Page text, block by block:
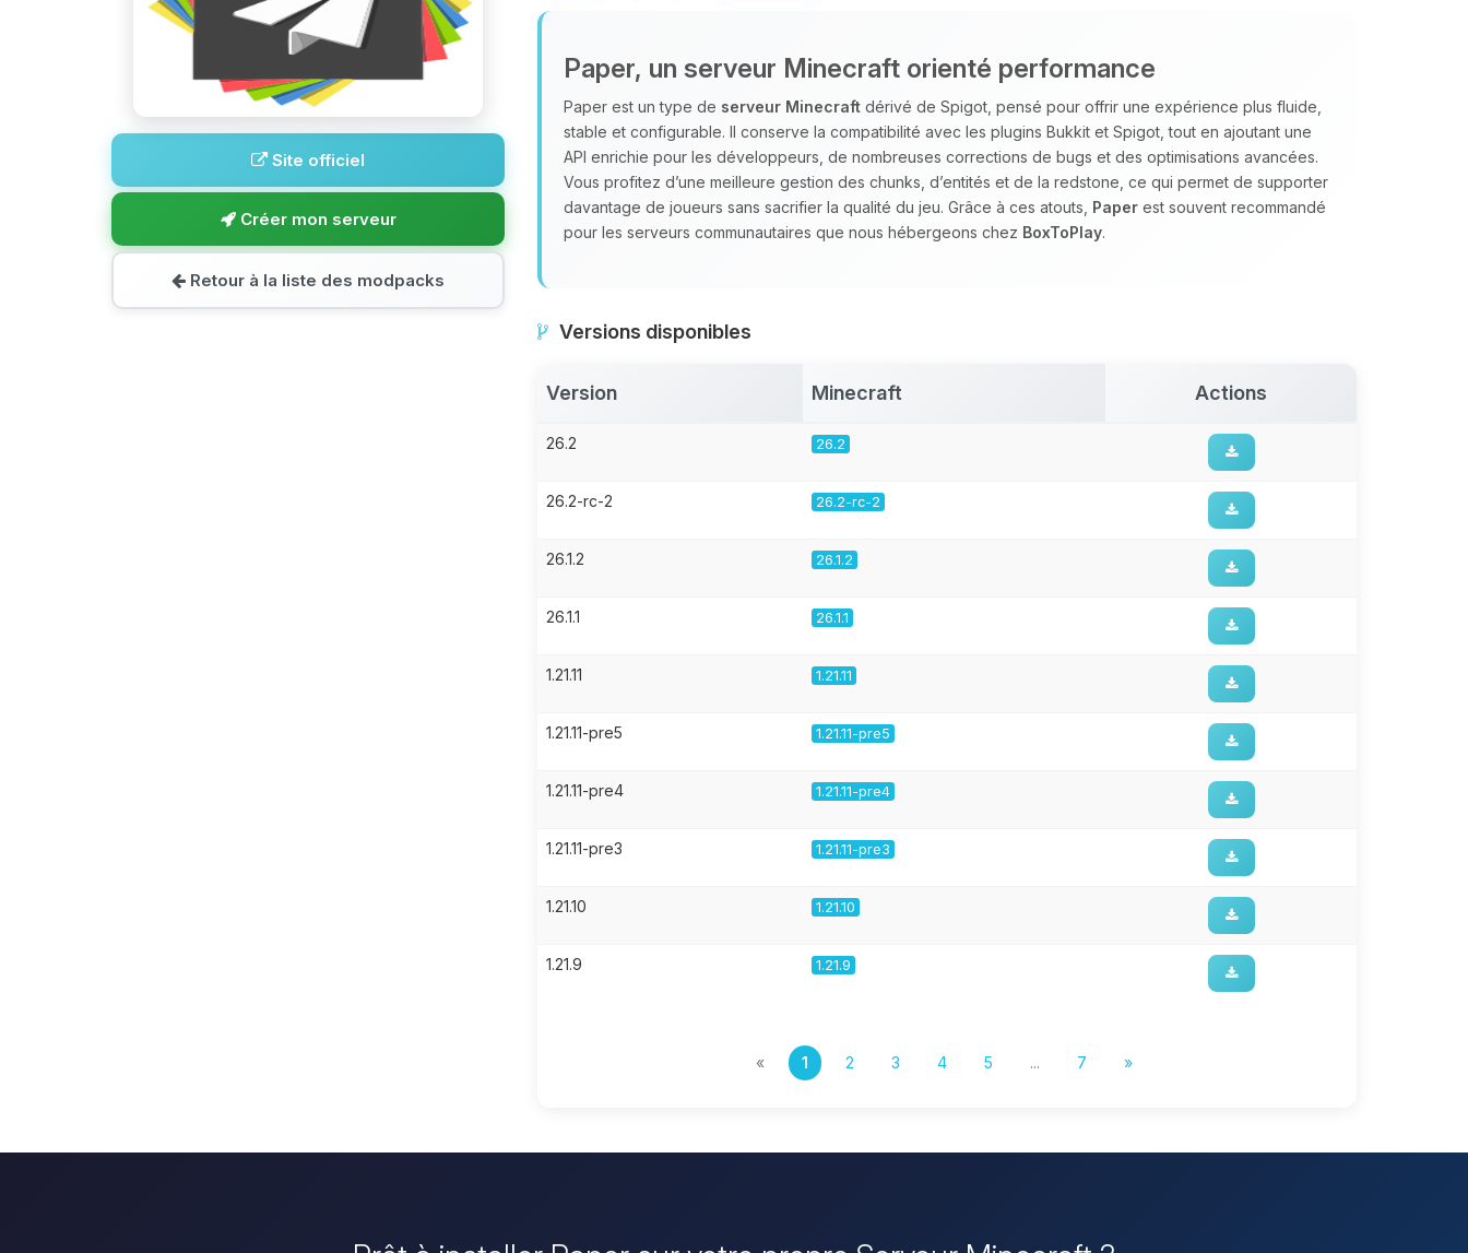
Site officiel
Créer mon serveur
Retour à la liste des modpacks
Paper, un serveur Minecraft orienté performance
Paper est un type de serveur Minecraft dérivé de Spigot, pensé pour offrir une expérience plus fluide,
stable et configurable. Il conserve la compatibilité avec les plugins Bukkit et Spigot, tout en ajoutant une
API enrichie pour les développeurs, de nombreuses corrections de bugs et des optimisations avancées.
Vous profitez d’une meilleure gestion des chunks, d’entités et de la redstone, ce qui permet de supporter
davantage de joueurs sans sacrifier la qualité du jeu. Grâce à ces atouts, Paper est souvent recommandé
pour les serveurs communautaires que nous hébergeons chez BoxToPlay.
Versions disponibles
Version Minecraft Actions
26.2 26.2
26.2-rc-2 26.2-rc-2
26.1.2 26.1.2
26.1.1 26.1.1
1.21.11 1.21.11
1.21.11-pre5 1.21.11-pre5
1.21.11-pre4 1.21.11-pre4
1.21.11-pre3 1.21.11-pre3
1.21.10 1.21.10
1.21.9 1.21.9
« 1 2 3 4 5 ... 7 »